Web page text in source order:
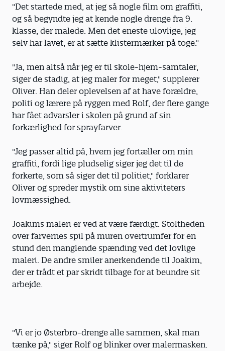
"Det startede med, at jeg så nogle film om graffiti,
og så begyndte jeg at kende nogle drenge fra 9.
klasse, der malede. Men det eneste ulovlige, jeg
selv har lavet, er at sætte klistermærker på toge."
"Ja, men altså når jeg er til skole-hjem-samtaler,
siger de stadig, at jeg maler for meget," supplerer
Oliver. Han deler oplevelsen af at have forældre,
politi og lærere på ryggen med Rolf, der flere gange
har fået advarsler i skolen på grund af sin
forkærlighed for sprayfarver.
"Jeg passer altid på, hvem jeg fortæller om min
graffiti, fordi lige pludselig siger jeg det til de
forkerte, som så siger det til politiet," forklarer
Oliver og spreder mystik om sine aktiviteters
lovmæssighed.
Joakims maleri er ved at være færdigt. Stoltheden
over farvernes spil på muren overtrumfer for en
stund den manglende spænding ved det lovlige
maleri. De andre smiler anerkendende til Joakim,
der er trådt et par skridt tilbage for at beundre sit
arbejde.
"Vi er jo Østerbro-drenge alle sammen, skal man
tænke på," siger Rolf og blinker over malermasken.